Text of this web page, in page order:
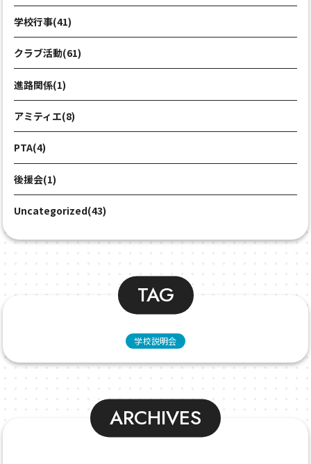
学校行事(41)
クラブ活動(61)
進路関係(1)
アミティエ(8)
PTA(4)
後援会(1)
Uncategorized(43)
TAG
学校説明会
ARCHIVES